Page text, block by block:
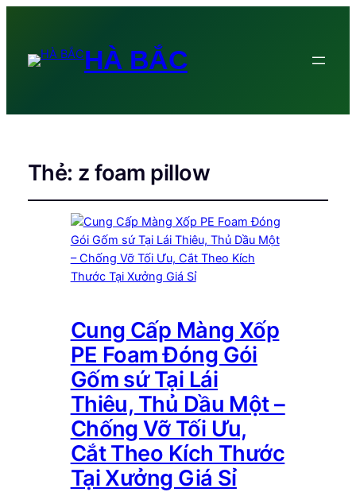
HÀ BẮC
Thẻ: z foam pillow
Cung Cấp Màng Xốp
PE Foam Đóng Gói
Gốm sứ Tại Lái
Thiêu, Thủ Dầu Một –
Chống Vỡ Tối Ưu,
Cắt Theo Kích Thước
Tại Xưởng Giá Sỉ